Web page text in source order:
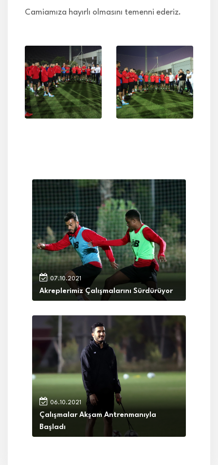
Camiamıza hayırlı olmasını temenni ederiz.
07.10.2021
Akreplerimiz Çalışmalarını Sürdürüyor
06.10.2021
Çalışmalar Akşam Antrenmanıyla
Başladı